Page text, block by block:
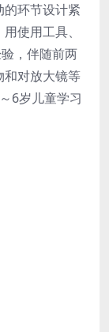
环节设计紧
使用工具、
，伴随前两
和对放大镜等
6岁儿童学习